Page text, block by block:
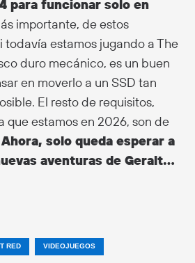
para funcionar solo en
importante, de estos
todavía estamos jugando a The
duro mecánico, es un buen
en moverlo a un SSD tan
El resto de requisitos,
que estamos en 2026, son de
Ahora, solo queda esperar a
aventuras de Geralt…
RED VIDEOJUEGOS